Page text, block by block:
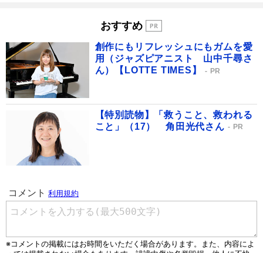
おすすめ
創作にもリフレッシュにもガムを愛
用（ジャズピアニスト 山中千尋さ
ん）【LOTTE TIMES】
PR
【特別読物】「救うこと、救われる
こと」（17） 角田光代さん
PR